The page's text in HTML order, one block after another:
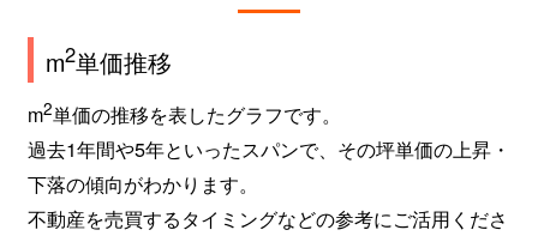
m2単価推移
m2単価の推移を表したグラフです。
過去1年間や5年といったスパンで、その坪単価の上昇・
下落の傾向がわかります。
不動産を売買するタイミングなどの参考にご活用くださ